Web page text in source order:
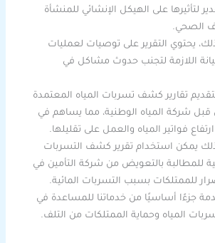
لتأثيرها على الهيكل الإنشائي للمنشأة
الصحي.
يحتوي التقرير على توصيات لعمليات
اللازمة لتجنب حدوث مشاكل في
تقارير كشف تسربات المياه المعتمدة
قبل شركة المياه الوطنية، مما يساهم في
فواتير المياه والعمل على تقليلها.
ذلك يمكن استخدام تقرير كشف التسربات
للمطالبة بالتعويض من شركة التأمين في
للممتلكات بسبب التسربات المائية.
جزءًا أساسيًا من خدماتنا للمساعدة في
المياه وحماية الممتلكات من التلف.